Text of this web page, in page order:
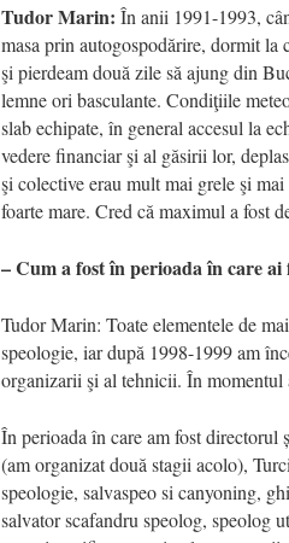
Tudor Marin: În anii 1991-1993,
masa prin autogospodărire, dormit la
şi pierdeam două zile să ajung din
lemne ori basculante. Condiţiile
slab echipate, în general accesul la
vedere financiar şi al găsirii lor,
şi colective erau mult mai grele şi
foarte mare. Cred că maximul a fost
– Cum a fost în perioada în care
Tudor Marin: Toate elementele de
speologie, iar după 1998-1999 am
organizarii şi al tehnicii. În momentul
În perioada în care am fost
(am organizat două stagii acolo),
speologie, salvaspeo si canyoning,
salvator scafandru speolog, speolog